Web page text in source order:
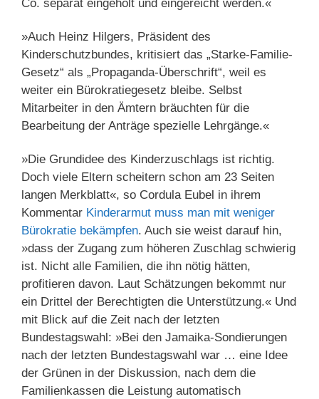
Co. separat eingeholt und eingereicht werden.«
»Auch Heinz Hilgers, Präsident des
Kinderschutzbundes, kritisiert das „Starke-Familie-
Gesetz“ als „Propaganda-Überschrift“, weil es
weiter ein Bürokratiegesetz bleibe. Selbst
Mitarbeiter in den Ämtern bräuchten für die
Bearbeitung der Anträge spezielle Lehrgänge.«
»Die Grundidee des Kinderzuschlags ist richtig.
Doch viele Eltern scheitern schon am 23 Seiten
langen Merkblatt«, so Cordula Eubel in ihrem
Kommentar Kinderarmut muss man mit weniger
Bürokratie bekämpfen. Auch sie weist darauf hin,
»dass der Zugang zum höheren Zuschlag schwierig
ist. Nicht alle Familien, die ihn nötig hätten,
profitieren davon. Laut Schätzungen bekommt nur
ein Drittel der Berechtigten die Unterstützung.« Und
mit Blick auf die Zeit nach der letzten
Bundestagswahl: »Bei den Jamaika-Sondierungen
nach der letzten Bundestagswahl war … eine Idee
der Grünen in der Diskussion, nach dem die
Familienkassen die Leistung automatisch